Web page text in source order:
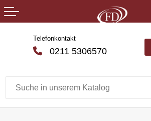
Telefonkontakt
0211 5306570